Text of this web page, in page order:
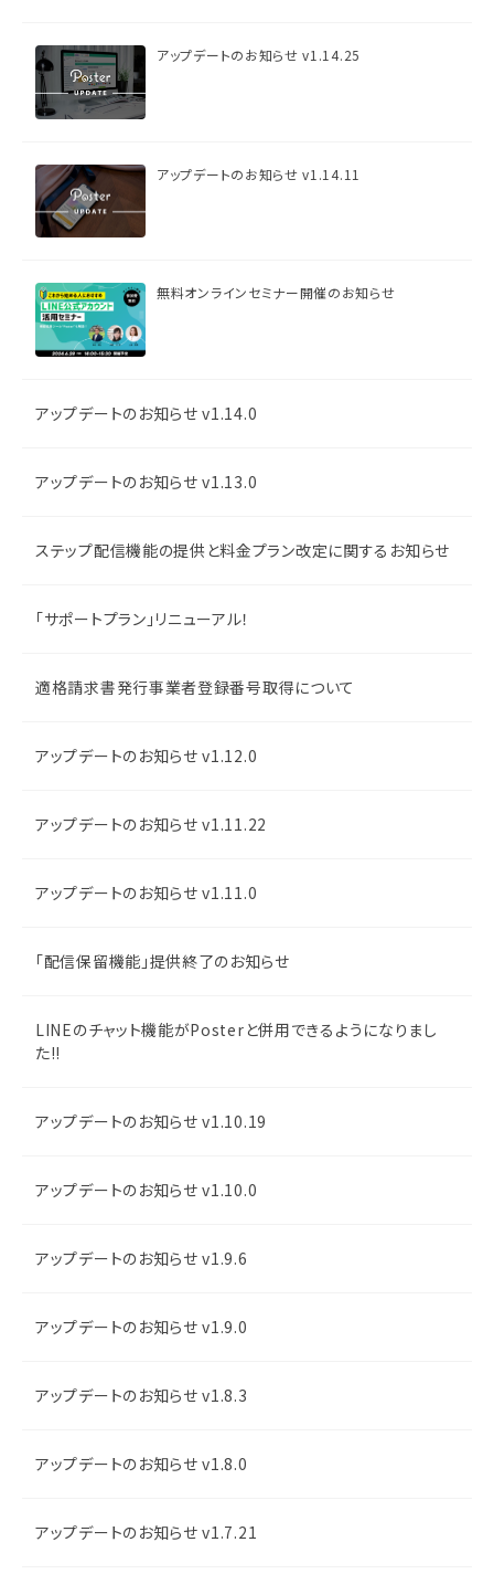
アップデートのお知らせ v1.14.25
アップデートのお知らせ v1.14.11
無料オンラインセミナー開催のお知らせ
アップデートのお知らせ v1.14.0
アップデートのお知らせ v1.13.0
ステップ配信機能の提供と料金プラン改定に関するお知らせ
「サポートプラン」リニューアル！
適格請求書発行事業者登録番号取得について
アップデートのお知らせ v1.12.0
アップデートのお知らせ v1.11.22
アップデートのお知らせ v1.11.0
「配信保留機能」提供終了のお知らせ
LINEのチャット機能がPosterと併用できるようになりまし
た!!
アップデートのお知らせ v1.10.19
アップデートのお知らせ v1.10.0
アップデートのお知らせ v1.9.6
アップデートのお知らせ v1.9.0
アップデートのお知らせ v1.8.3
アップデートのお知らせ v1.8.0
アップデートのお知らせ v1.7.21